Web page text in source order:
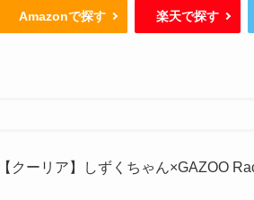
Amazonで探す 楽天で探す
【クーリア】しずくちゃん×GAZOO